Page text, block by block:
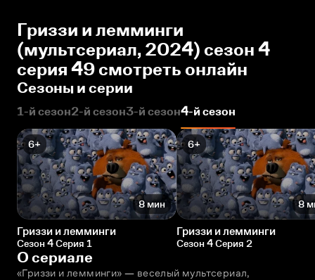
Гриззи и лемминги
(мультсериал, 2024) сезон 4
серия 49 смотреть онлайн
Сезоны и серии
1-й сезон2-й сезон3-й сезон4-й сезон
6+
8 мин
Гриззи и лемминги
Сезон 4 Серия 1
6+
8
Гриззи и лемминги
Сезон 4 Серия 2
О сериале
«Гриззи и лемминги» — веселый мультсериал,